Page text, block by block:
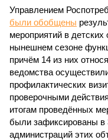
Управлением
были обобщены
мероприятий в
нынешнем сезоне
причём 14 из них
ведомства
профилактических
проверочными
итогам проведённых
были зафиксированы в
администраций этих